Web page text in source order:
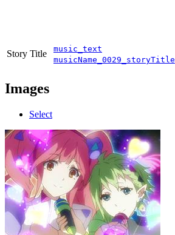
Story Title
music_text
musicName_0029_storyTitle
Images
Select